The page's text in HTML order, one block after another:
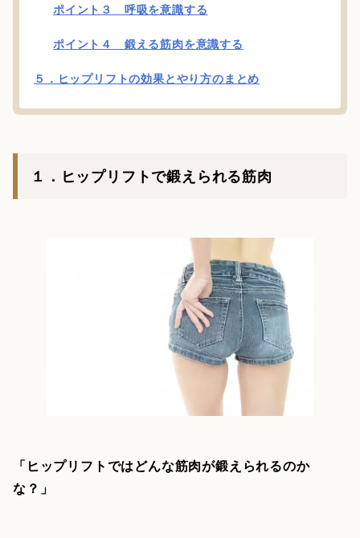
ポイント３ 呼吸を意識する
ポイント４ 鍛える筋肉を意識する
５．ヒップリフトの効果とやり方のまとめ
１．ヒップリフトで鍛えられる筋肉
「ヒップリフトではどんな筋肉が鍛えられるのか
な？」